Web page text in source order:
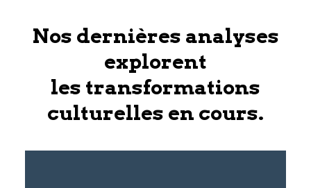
Nos dernières analyses
explorent
les transformations
culturelles en cours.